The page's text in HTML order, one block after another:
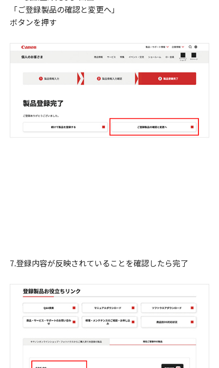
「ご登録製品の確認と変更へ」
ボタンを押す
7.登録内容が反映されていることを確認したら完了